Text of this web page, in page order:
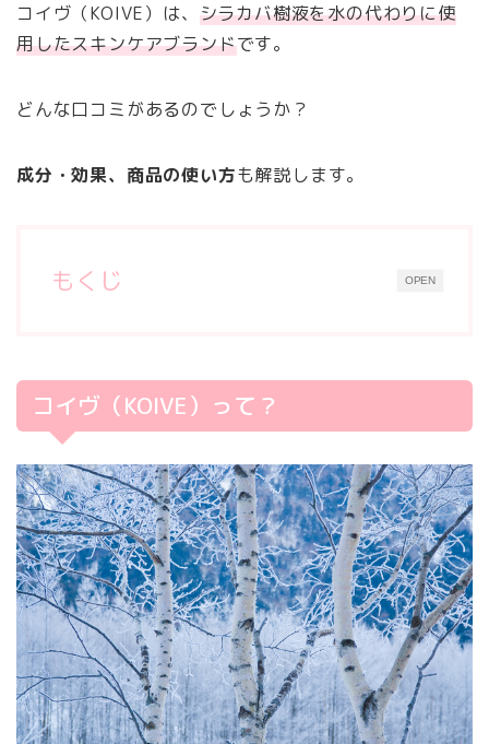
コイヴ（KOIVE）は、 シラカバ樹液を水の代わりに使
用したスキンケアブランドです。
どんな口コミがあるのでしょうか？
成分・効果、商品の使い方も解説します。
OPEN
もくじ
コイヴ（KOIVE）って？